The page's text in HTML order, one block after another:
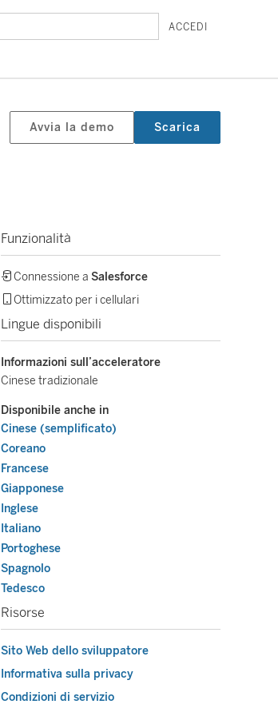
ACCEDI
Avvia la demo Scarica
Funzionalità
Connessione a Salesforce
Ottimizzato per i cellulari
Lingue disponibili
Informazioni sull’acceleratore
Cinese tradizionale
Disponibile anche in
Cinese (semplificato)
Coreano
Francese
Giapponese
Inglese
Italiano
Portoghese
Spagnolo
Tedesco
Risorse
Sito Web dello sviluppatore
Informativa sulla privacy
Condizioni di servizio